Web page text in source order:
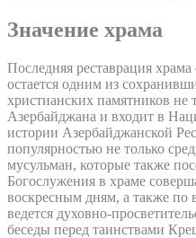
Значение храма
Последняя реставрация
остается одним из
христианских памятников не
Азербайджана и входит в
истории Азербайджанской
популярностью не только
мусульман, которые также
Богослужения в храме
воскресным дням, а также по
ведется духовно-
беседы перед таинствами